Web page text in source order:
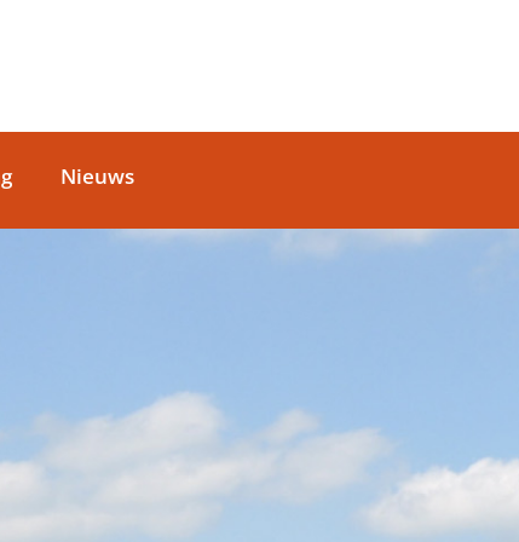
Nieuws